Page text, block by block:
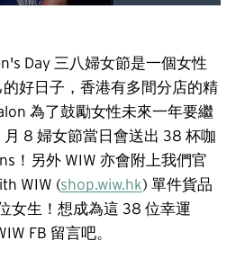
Day 三八婦女節是一個女性
好日子，香港有多間分店的精
為了鼓勵女性未來一年要繼
8 婦女節當日會送出 38 杯咖
！另外 WIW 亦會附上我們官
WIW (shop.wiw.hk) 單件貨品
女生！想成為這 38 位幸運
FB 留言吧。